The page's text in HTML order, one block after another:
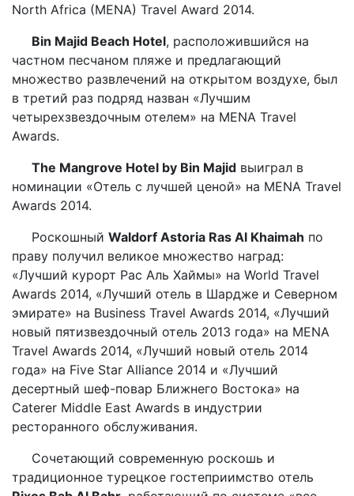
North Africa (MENA) Travel Award 2014.
Bin Majid Beach Hotel, расположившийся на
частном песчаном пляже и предлагающий
множество развлечений на открытом воздухе, был
в третий раз подряд назван «Лучшим
четырехзвездочным отелем» на MENA Travel
Awards.
The Mangrove Hotel by Bin Majid выиграл в
номинации «Отель с лучшей ценой» на MENA Travel
Awards 2014.
Роскошный Waldorf Astoria Ras Al Khaimah по
праву получил великое множество наград:
«Лучший курорт Рас Аль Хаймы» на World Travel
Awards 2014, «Лучший отель в Шардже и Северном
эмирате» на Business Travel Awards 2014, «Лучший
новый пятизвездочный отель 2013 года» на MENA
Travel Awards 2014, «Лучший новый отель 2014
года» на Five Star Alliance 2014 и «Лучший
десертный шеф-повар Ближнего Востока» на
Caterer Middle East Awards в индустрии
ресторанного обслуживания.
Сочетающий современную роскошь и
традиционное турецкое гостеприимство отель